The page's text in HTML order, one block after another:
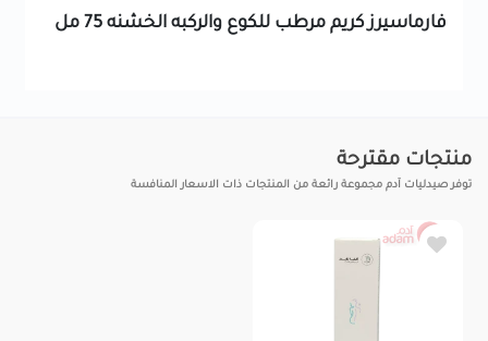
فارماسيرز كريم مرطب للكوع والركبه الخشنه 75 مل
منتجات مقترحة
توفر صيدليات آدم مجموعة رائعة من المنتجات ذات الاسعار المنافسة